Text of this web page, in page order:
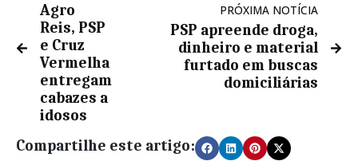
Agro
Reis, PSP
e Cruz
Vermelha
entregam
cabazes a
idosos
PRÓXIMA NOTÍCIA
PSP apreende droga,
dinheiro e material
furtado em buscas
domiciliárias
Compartilhe este artigo: